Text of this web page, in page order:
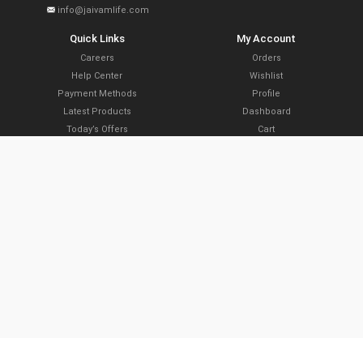
info@jaivamlife.com
Quick Links
Careers
Help Center
Payment Methods
Latest Products
Today’s Offers
My Account
Orders
Wishlist
Profile
Dashboard
Cart